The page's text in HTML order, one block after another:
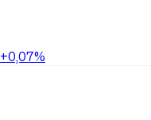
+0,07%